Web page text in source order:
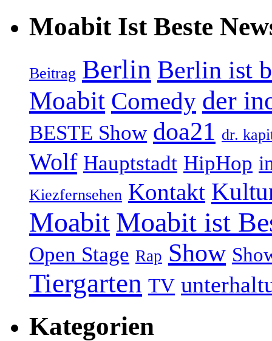
Moabit Ist Beste
Beitrag Berlin Berlin ist
Moabit Comedy der
BESTE Show doa21 dr.
Wolf Hauptstadt HipHop
Kiezfernsehen Kontakt
Moabit Moabit ist
Open Stage Rap Show
Tiergarten TV
Kategorien